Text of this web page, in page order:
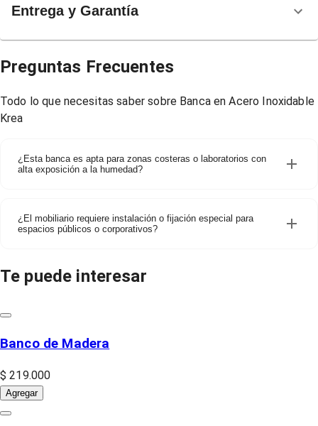
Entrega y Garantía
Preguntas Frecuentes
Todo lo que necesitas saber sobre Banca en Acero Inoxidable
Krea
¿Esta banca es apta para zonas costeras o laboratorios con
alta exposición a la humedad?
¿El mobiliario requiere instalación o fijación especial para
espacios públicos o corporativos?
Te puede interesar
Banco de Madera
$ 219.000
Agregar